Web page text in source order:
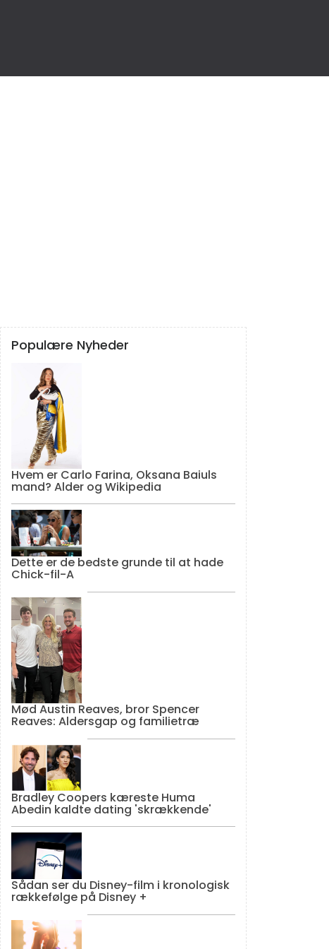
Populære Nyheder
Hvem er Carlo Farina, Oksana Baiuls
mand? Alder og Wikipedia
Dette er de bedste grunde til at hade
Chick-fil-A
Mød Austin Reaves, bror Spencer
Reaves: Aldersgap og familietræ
Bradley Coopers kæreste Huma
Abedin kaldte dating 'skrækkende'
Sådan ser du Disney-film i kronologisk
rækkefølge på Disney +